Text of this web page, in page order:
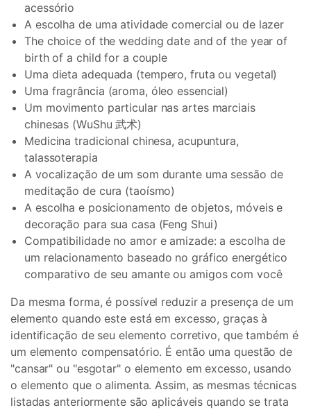
acessório
A escolha de uma atividade comercial ou de lazer
The choice of the wedding date and of the year of
birth of a child for a couple
Uma dieta adequada (tempero, fruta ou vegetal)
Uma fragrância (aroma, óleo essencial)
Um movimento particular nas artes marciais
chinesas (WuShu 武术)
Medicina tradicional chinesa, acupuntura,
talassoterapia
A vocalização de um som durante uma sessão de
meditação de cura (taoísmo)
A escolha e posicionamento de objetos, móveis e
decoração para sua casa (Feng Shui)
Compatibilidade no amor e amizade: a escolha de
um relacionamento baseado no gráfico energético
comparativo de seu amante ou amigos com você
Da mesma forma, é possível reduzir a presença de um
elemento quando este está em excesso, graças à
identificação de seu elemento corretivo, que também é
um elemento compensatório. É então uma questão de
"cansar" ou "esgotar" o elemento em excesso, usando
o elemento que o alimenta. Assim, as mesmas técnicas
listadas anteriormente são aplicáveis quando se trata